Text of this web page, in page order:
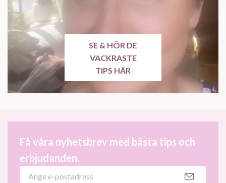
SE & HÖR DE
VACKRASTE
TIPS HÄR
Få våra nyhetsbrev med bästa tips och
erbjudanden.